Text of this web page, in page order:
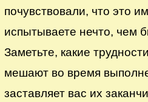
почувствовали, что это
испытываете нечто, чем
Заметьте, какие
мешают во время
заставляет вас их